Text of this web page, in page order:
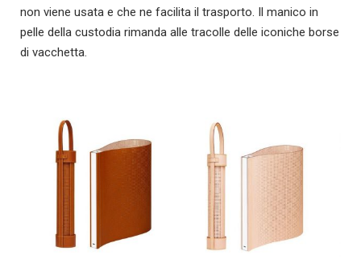
non viene usata e che ne facilita il trasporto. Il manico in
pelle della custodia rimanda alle tracolle delle iconiche borse
di vacchetta.